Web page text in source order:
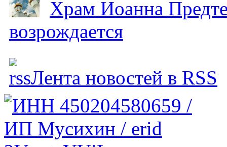
Храм Иоанна
возрождается
Лента новостей в RSS